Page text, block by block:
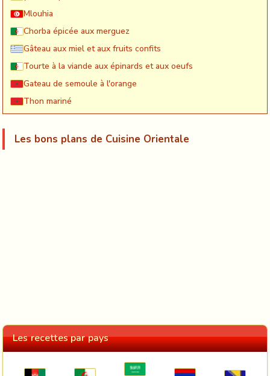
Mlouhia
Chorba épicée aux merguez
Gâteau aux miel et aux fruits confits
Tourte à la viande aux épinards et aux oeufs
Gateau de semoule à l'orange
Thon mariné
Les bons plans de Cuisine Orientale
Les recettes par pays